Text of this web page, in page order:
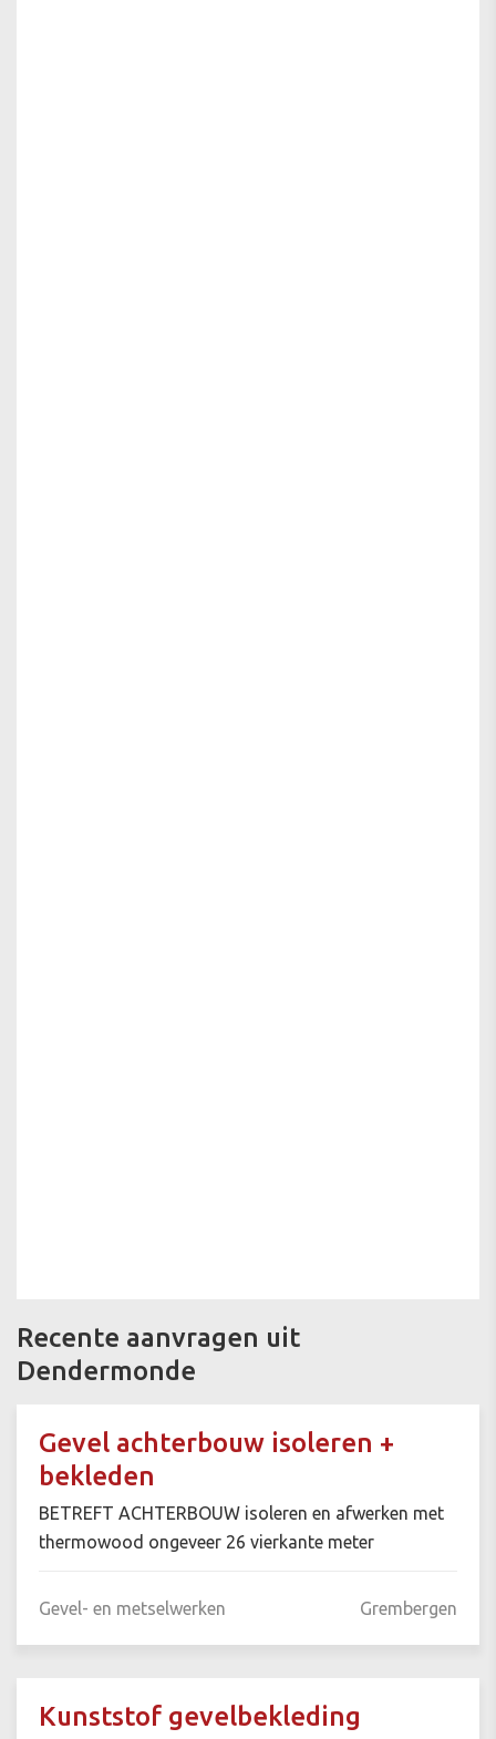
Recente aanvragen uit
Dendermonde
Gevel achterbouw isoleren +
bekleden
BETREFT ACHTERBOUW isoleren en afwerken met
thermowood ongeveer 26 vierkante meter
Gevel- en metselwerken Grembergen
Kunststof gevelbekleding